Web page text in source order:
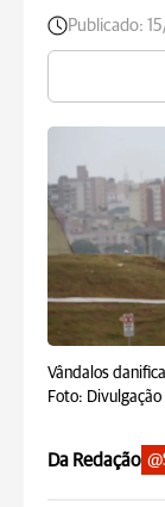
Publicado:
Vândalos
Foto: Divulgação
Da Redação